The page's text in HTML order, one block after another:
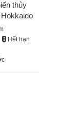
thủy
Hết hạn